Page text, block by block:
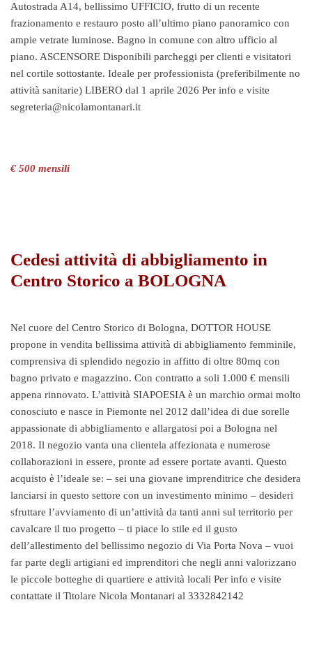
Autostrada A14, bellissimo UFFICIO, frutto di un recente
frazionamento e restauro posto all’ultimo piano panoramico con
ampie vetrate luminose. Bagno in comune con altro ufficio al
piano. ASCENSORE Disponibili parcheggi per clienti e visitatori
nel cortile sottostante. Ideale per professionista (preferibilmente no
attività sanitarie) LIBERO dal 1 aprile 2026 Per info e visite
segreteria@nicolamontanari.it
€ 500 mensili
Cedesi attività di abbigliamento in
Centro Storico a BOLOGNA
Nel cuore del Centro Storico di Bologna, DOTTOR HOUSE
propone in vendita bellissima attività di abbigliamento femminile,
comprensiva di splendido negozio in affitto di oltre 80mq con
bagno privato e magazzino. Con contratto a soli 1.000 € mensili
appena rinnovato. L’attività SIAPOESIA è un marchio ormai molto
conosciuto e nasce in Piemonte nel 2012 dall’idea di due sorelle
appassionate di abbigliamento e allargatosi poi a Bologna nel
2018. Il negozio vanta una clientela affezionata e numerose
collaborazioni in essere, pronte ad essere portate avanti. Questo
acquisto è l’ideale se: – sei una giovane imprenditrice che desidera
lanciarsi in questo settore con un investimento minimo – desideri
sfruttare l’avviamento di un’attività da tanti anni sul territorio per
cavalcare il tuo progetto – ti piace lo stile ed il gusto
dell’allestimento del bellissimo negozio di Via Porta Nova – vuoi
far parte degli artigiani ed imprenditori che negli anni valorizzano
le piccole botteghe di quartiere e attività locali Per info e visite
contattate il Titolare Nicola Montanari al 3332842142